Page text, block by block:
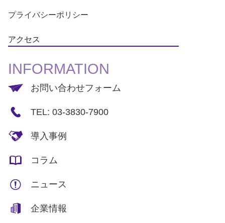
プライバシーポリシー
アクセス
INFORMATION
お問い合わせフォーム
TEL: 03-3830-7900
導入事例
コラム
ニュース
企業情報